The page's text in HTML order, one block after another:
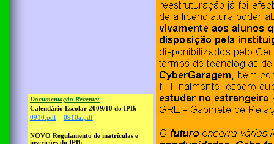
Documentação Recente:
Calendário Escolar 2009/10 do IPB:
0910.pdf
0910a.pdf
NOVO Regulamento de matrículas e
inscrições do IPB: